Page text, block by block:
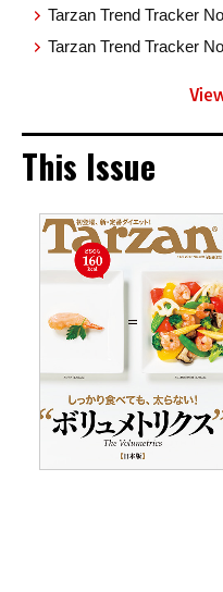
Tarzan Trend Tracker
Tarzan Trend Tracker
This Issue